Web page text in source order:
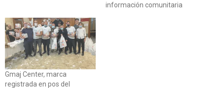
información comunitaria
Gmaj Center, marca
registrada en pos del